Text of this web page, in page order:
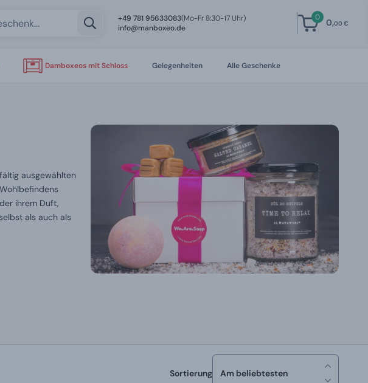
+49 781 95633083(Mo-Fr 8:30-17 Uhr)
info@manboxeo.de
0 0,00 €
Damboxeos mit Schloss Gelegenheiten Alle Geschenke
ausgewählten
ihrem Duft,
als auch als
Sortierung Am beliebtesten